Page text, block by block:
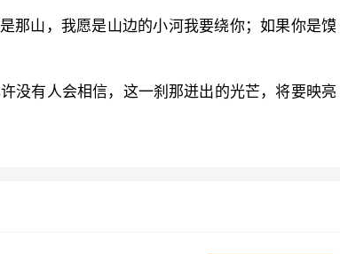
那山，我愿是山边的小河我要绕你；如果你是馍
没有人会相信，这一刹那迸出的光芒，将要映亮